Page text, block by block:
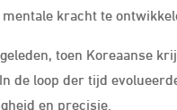
kracht te
toen Koreaanse
de loop der tijd
en precisie.